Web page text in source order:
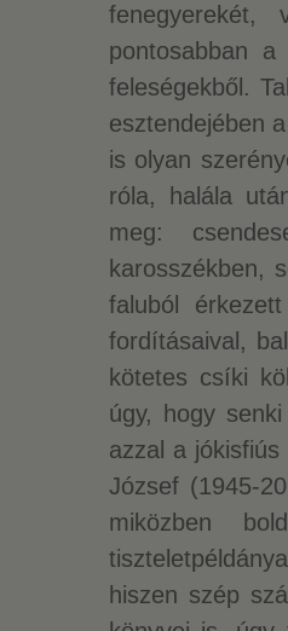
pontosabban
feleségekből.
esztendejében
is olyan
róla, halála
meg:
karosszékben,
faluból
fordításaival,
kötetes csíki
úgy, hogy
azzal a
József (1945-
miközben
hiszen szép